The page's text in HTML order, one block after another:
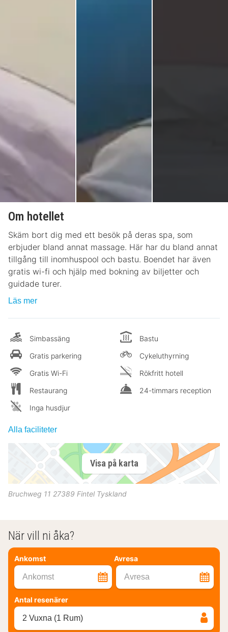
Om hotellet
Skäm bort dig med ett besök på deras spa, som
erbjuder bland annat massage. Här har du bland annat
tillgång till inomhuspool och bastu. Boendet har även
gratis wi-fi och hjälp med bokning av biljetter och
guidade turer.
Läs mer
Simbassäng
Gratis parkering
Gratis Wi-Fi
Restaurang
Inga husdjur
Bastu
Cykeluthyrning
Rökfritt hotell
24-timmars reception
Alla faciliteter
Visa på karta
Bruchweg 11 27389 Fintel Tyskland
När vill ni åka?
Ankomst Avresa
Ankomst Avresa
Antal resenärer
2 Vuxna (1 Rum)